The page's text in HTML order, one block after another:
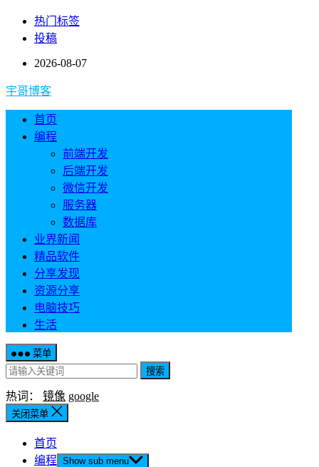
热门标签
投稿
2026-08-07
宇哥博客
首页
编程
前端开发
后端开发
微信开发
服务器
数据库
业界新闻
精品软件
分享发现
资源分享
电脑技巧
生活
菜单
搜索
热词： 镜像 google
关闭菜单
首页
编程 Show sub menu